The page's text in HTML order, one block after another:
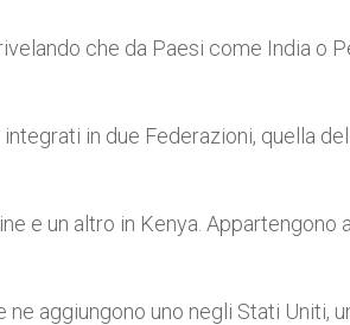
che da Paesi come India o
in due Federazioni, quella
e un altro in Kenya. Appartengono
aggiungono uno negli Stati Uniti,